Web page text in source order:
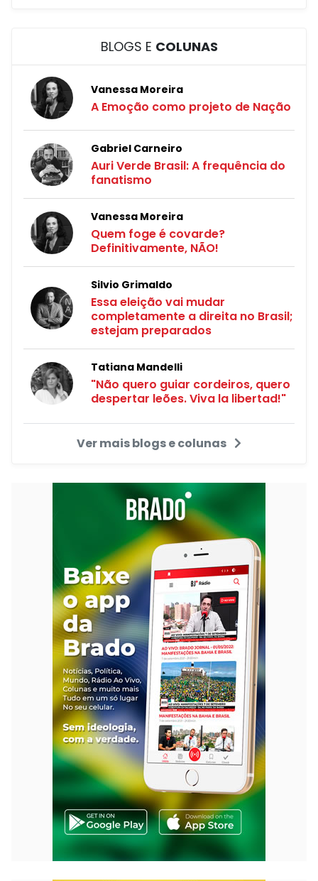
BLOGS E COLUNAS
Vanessa Moreira
A Emoção como projeto de Nação
Gabriel Carneiro
Auri Verde Brasil: A frequência do
fanatismo
Vanessa Moreira
Quem foge é covarde?
Definitivamente, NÃO!
Silvio Grimaldo
Essa eleição vai mudar
completamente a direita no Brasil;
estejam preparados
Tatiana Mandelli
"Não quero guiar cordeiros, quero
despertar leões. Viva la libertad!"
Ver mais blogs e colunas